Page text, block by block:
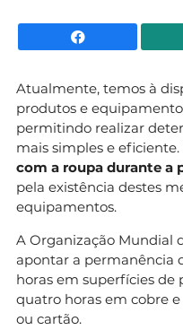
Atualmente, temos à
produtos e
permitindo realizar
mais simples e eficiente.
com a roupa durante a
pela existência destes
equipamentos.
A Organização Mundial
apontar a permanência
horas em superfícies de
quatro horas em cobre
ou cartão.